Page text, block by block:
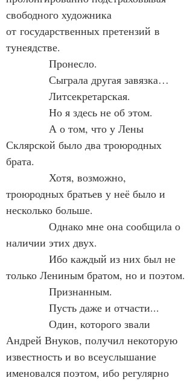
свободного художника
от государственных претензий в
тунеядстве.
Пронесло.
Сыграла другая завязка…
Литсекретарская.
Но я здесь не об этом.
А о том, что у Лены
Склярской было два троюродных
брата.
Хотя, возможно,
троюродных братьев у неё было и
несколько больше.
Однако мне она сообщила о
наличии этих двух.
Ибо каждый из них был не
только Лениным братом, но и поэтом.
Признанным.
Пусть даже и отчасти...
Один, которого звали
Андрей Внуков, получил некоторую
известность и во всеуслышание
именовался поэтом, ибо регулярно